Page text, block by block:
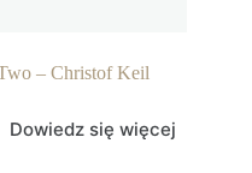
– Christof Keil
Dowiedz się więcej